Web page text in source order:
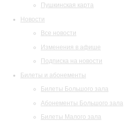
Пушкинская карта
Новости
Все новости
Изменения в афише
Подписка на новости
Билеты и абонементы
Билеты Большого зала
Абонементы Большого зала
Билеты Малого зала